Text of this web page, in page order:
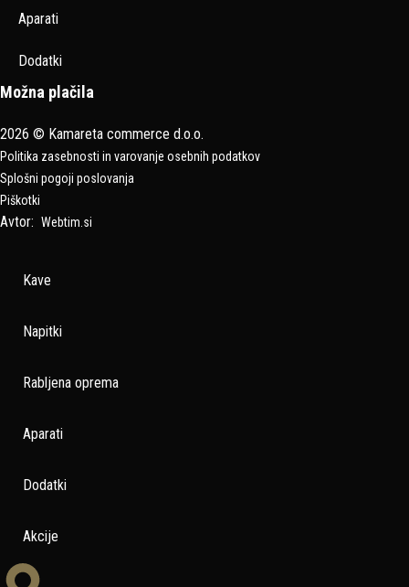
Aparati
Dodatki
Možna plačila
2026 © Kamareta commerce d.o.o.
Politika zasebnosti in varovanje osebnih podatkov
Splošni pogoji poslovanja
Piškotki
Avtor: Webtim.si
Kave
Napitki
Rabljena oprema
Aparati
Dodatki
Akcije